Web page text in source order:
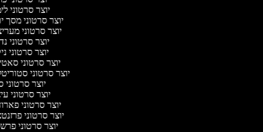
יוצר סרטוני
יוצר סרטוני מסך
יוצר סרטוני
יוצר סרטוני
יוצר סרטוני
יוצר סרטוני
יוצר סרטוני
יוצר סרטוני
יוצר סרטוני
יוצר סרטוני
יוצר סרטוני
יוצר סרטוני